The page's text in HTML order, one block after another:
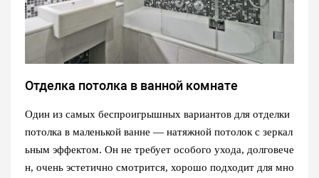
Отделка потолка в ванной комнате
Один из самых беспроигрышных вариантов для отделки
потолка в маленькой ванне — натяжной потолок с зеркал
ьным эффектом. Он не требует особого ухода, долговече
н, очень эстетично смотрится, хорошо подходит для мно